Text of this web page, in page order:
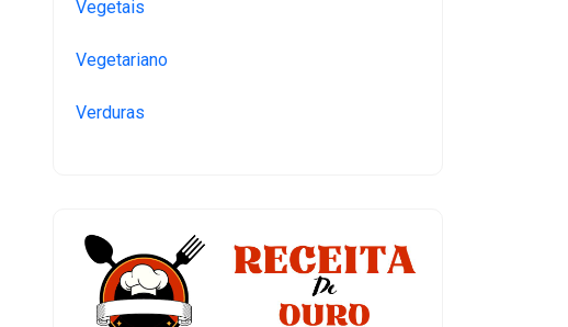
Vegetais
Vegetariano
Verduras